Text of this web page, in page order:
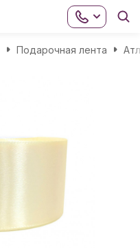
Подарочная лента